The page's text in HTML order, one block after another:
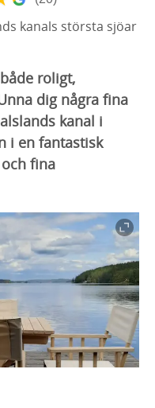
kanals största sjöar
roligt,
dig några fina
kanal i
i en fantastisk
fina